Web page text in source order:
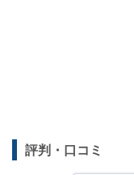
評判・口コミ